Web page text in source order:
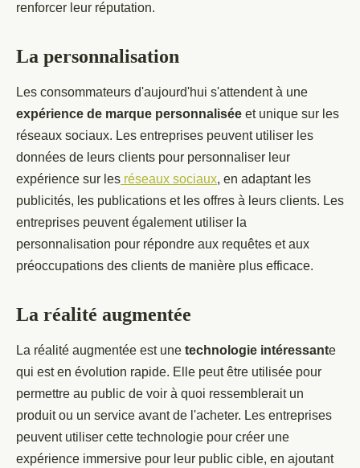
renforcer leur réputation.
La personnalisation
Les consommateurs d'aujourd'hui s'attendent à une
expérience de marque personnalisée et unique sur les
réseaux sociaux. Les entreprises peuvent utiliser les
données de leurs clients pour personnaliser leur
expérience sur les réseaux sociaux, en adaptant les
publicités, les publications et les offres à leurs clients. Les
entreprises peuvent également utiliser la
personnalisation pour répondre aux requêtes et aux
préoccupations des clients de manière plus efficace.
La réalité augmentée
La réalité augmentée est une technologie intéressante
qui est en évolution rapide. Elle peut être utilisée pour
permettre au public de voir à quoi ressemblerait un
produit ou un service avant de l'acheter. Les entreprises
peuvent utiliser cette technologie pour créer une
expérience immersive pour leur public cible, en ajoutant